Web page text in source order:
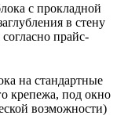
с прокладной
в стену
прайс-
на стандартные
крепежа, под окно
возможности)